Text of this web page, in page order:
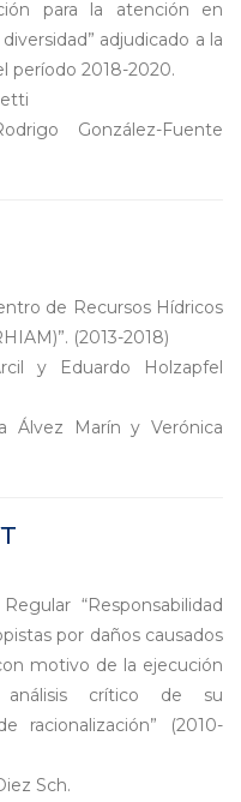
para la atención en
adjudicado a la
período 2018-2020.
González-Fuente
de Recursos Hídricos
(2013-2018)
y Eduardo Holzapfel
Álvez Marín y Verónica
“Responsabilidad
por daños causados
motivo de la ejecución
crítico de su
racionalización” (2010-
Sch.